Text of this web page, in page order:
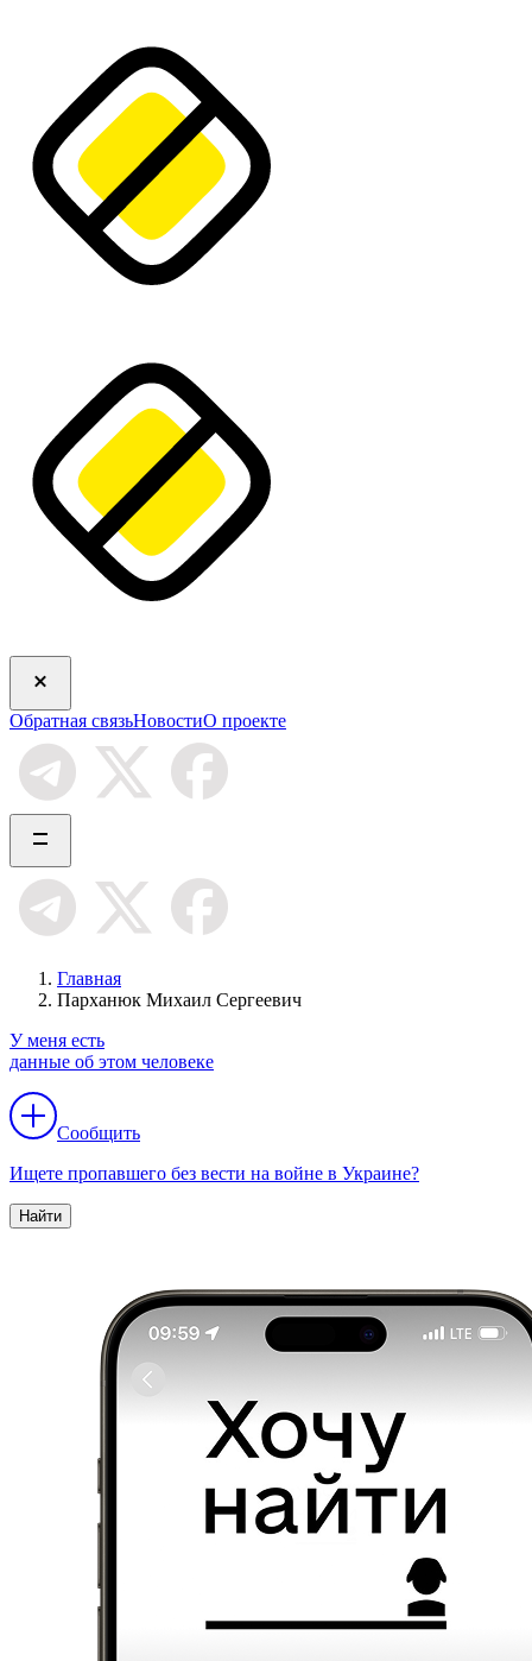
Обратная связьНовостиО проекте
Главная
Парханюк Михаил Сергеевич
У меня есть
данные об этом человеке
Сообщить
Ищете пропавшего без вести на войне в Украине?
Найти